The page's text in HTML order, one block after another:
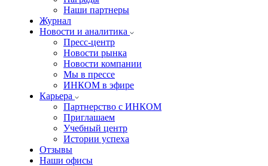
Наши партнеры
Журнал
Новости и аналитика
Пресс-центр
Новости рынка
Новости компании
Мы в прессе
ИНКОМ в эфире
Карьера
Партнерство с ИНКОМ
Приглашаем
Учебный центр
Истории успеха
Отзывы
Наши офисы